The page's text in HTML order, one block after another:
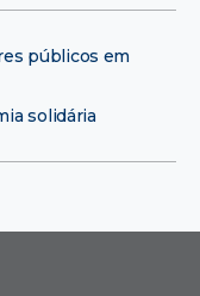
públicos em
solidária